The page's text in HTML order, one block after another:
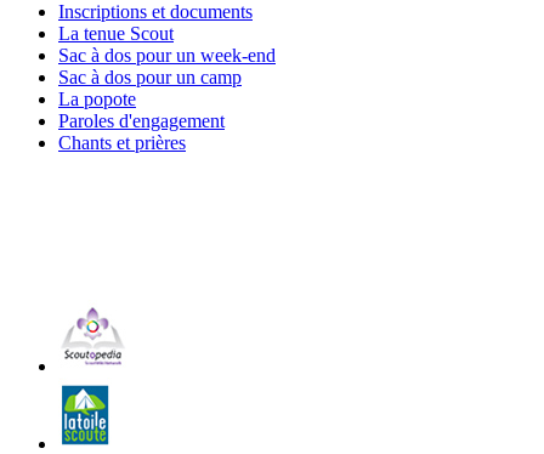
Inscriptions et documents
La tenue Scout
Sac à dos pour un week-end
Sac à dos pour un camp
La popote
Paroles d'engagement
Chants et prières